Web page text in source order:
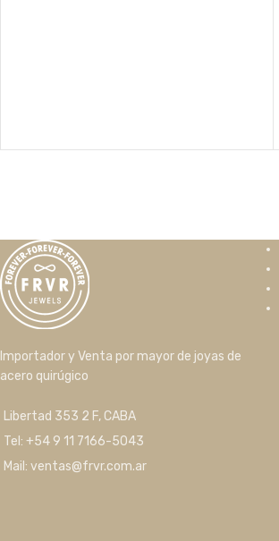
Importador y Venta por mayor de joyas de
acero quirúgico
Libertad 353 2 F, CABA
Tel: +54 9 11 7166-5043
Mail: ventas@frvr.com.ar